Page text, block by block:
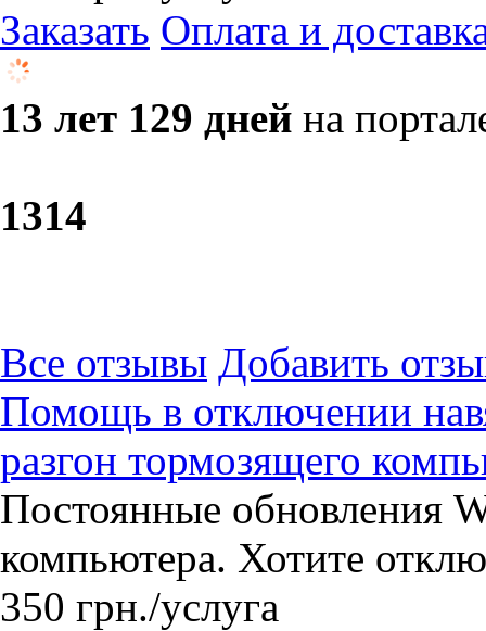
Заказать Оплата и
13 лет 129 дней на
1314
Все отзывы Добавить
Помощь в отключении
разгон тормозящего
Постоянные обновления
компьютера. Хотите
350 грн./услуга